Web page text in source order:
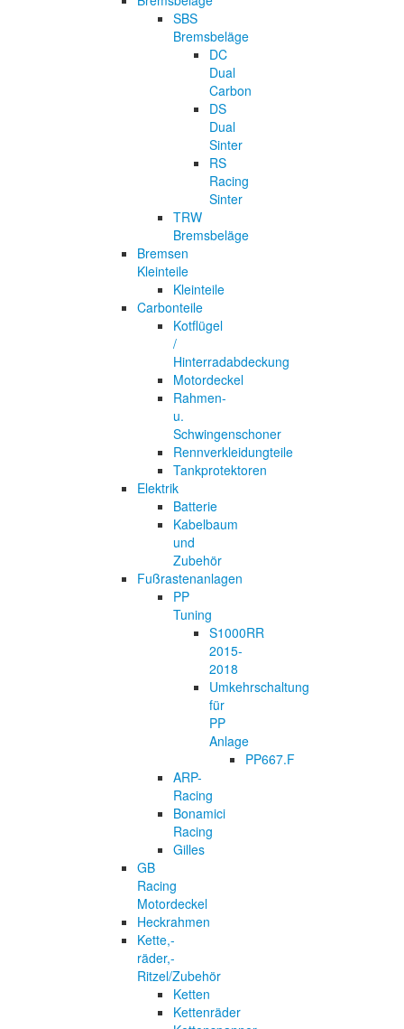
SBS
Bremsbeläge
DC
Dual
Carbon
DS
Dual
Sinter
RS
Racing
Sinter
TRW
Bremsbeläge
Bremsen
Kleinteile
Kleinteile
Carbonteile
Kotflügel
/
Hinterradabdeckung
Motordeckel
Rahmen-
u.
Schwingenschoner
Rennverkleidungteile
Tankprotektoren
Elektrik
Batterie
Kabelbaum
und
Zubehör
Fußrastenanlagen
PP
Tuning
S1000RR
2015-
2018
Umkehrschaltung
für
PP
Anlage
PP667.F
ARP-
Racing
Bonamici
Racing
Gilles
GB
Racing
Motordeckel
Heckrahmen
Kette,-
räder,-
Ritzel/Zubehör
Ketten
Kettenräder